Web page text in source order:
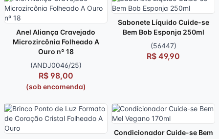
Anel Aliança Cravejado
Microzircônia Folheado A
Ouro nº 18
(ANDJ0046/25)
R$ 98,00
(sob encomenda)
Sabonete Líquido Cuide-se
Bem Bob Esponja 250ml
(56447)
R$ 49,90
Condicionador Cuide-se Bem